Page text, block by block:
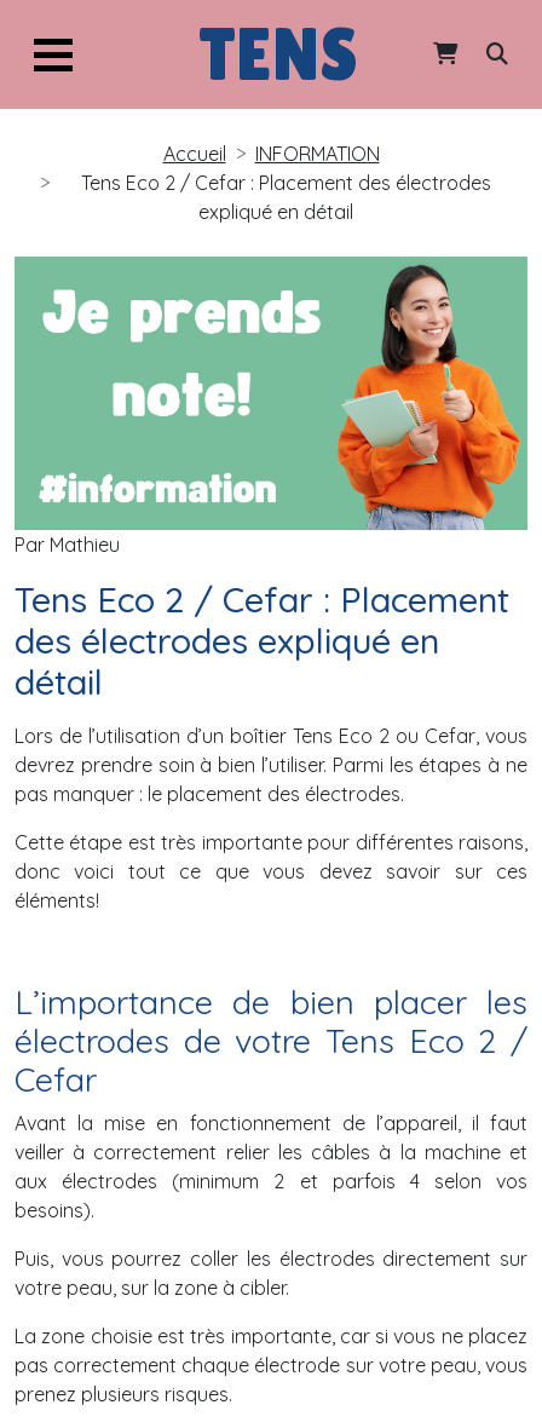
TENS
Accueil
INFORMATION
Tens Eco 2 / Cefar : Placement des électrodes
expliqué en détail
Par Mathieu
Tens Eco 2 / Cefar : Placement
des électrodes expliqué en
détail
Lors de l’utilisation d’un boîtier Tens Eco 2 ou Cefar, vous
devrez prendre soin à bien l’utiliser. Parmi les étapes à ne
pas manquer : le placement des électrodes.
Cette étape est très importante pour différentes raisons,
donc voici tout ce que vous devez savoir sur ces
éléments!
L’importance de bien placer les
électrodes de votre Tens Eco 2 /
Cefar
Avant la mise en fonctionnement de l’appareil, il faut
veiller à correctement relier les câbles à la machine et
aux électrodes (minimum 2 et parfois 4 selon vos
besoins).
Puis, vous pourrez coller les électrodes directement sur
votre peau, sur la zone à cibler.
La zone choisie est très importante, car si vous ne placez
pas correctement chaque électrode sur votre peau, vous
prenez plusieurs risques.